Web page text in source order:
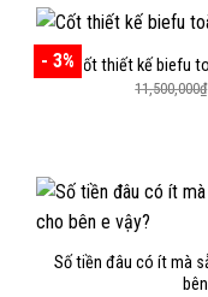
- 3% Cốt thiết kế biefu
11,500,000₫
Số tiền đâu có ít mà